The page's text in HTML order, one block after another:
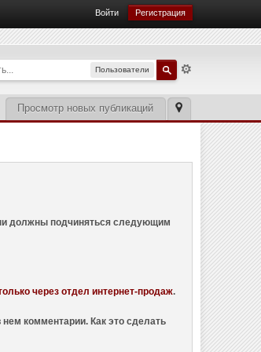
Войти Регистрация
Пользователи
Просмотр новых публикаций
должны подчиняться следующим
через отдел интернет-продаж.
комментарии. Как это сделать